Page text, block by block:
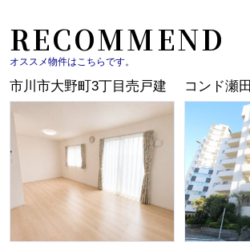
RECOMMEND
オススメ物件はこちらです。
市川市大野町3丁目売戸建 コンド瀬田